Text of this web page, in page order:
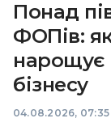
Понад
ФОПів:
нарощує
бізнесу
04.08.2026, 07:35